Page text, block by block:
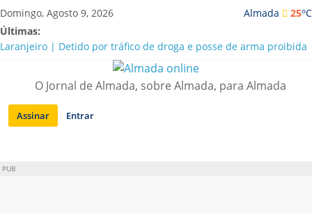
Saltar
para
conteúdo
Almada 25oC
Domingo, Agosto 9, 2026
Últimas:
Laranjeiro | Detido por tráfico de droga e posse de arma proibida
A “crise” da água em Almada: ilações e ensinamentos necessários
Costa da Caparica | Polícia Marítima e ASAE detectam
irregularidades em habitações e restaurantes
APA diz que falta de água em Almada “foi um problema de má
O Jornal de Almada, sobre Almada, para Almada
Assinar Entrar
PUB